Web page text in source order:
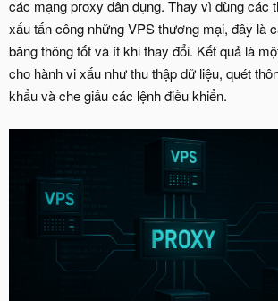
các mạng proxy dân dụng. Thay vì dùng các
xấu tấn công những VPS thương mại, đây là
băng thông tốt và ít khi thay đổi. Kết quả là
cho hành vi xấu như thu thập dữ liệu, quét
khẩu và che giấu các lệnh điều khiển.